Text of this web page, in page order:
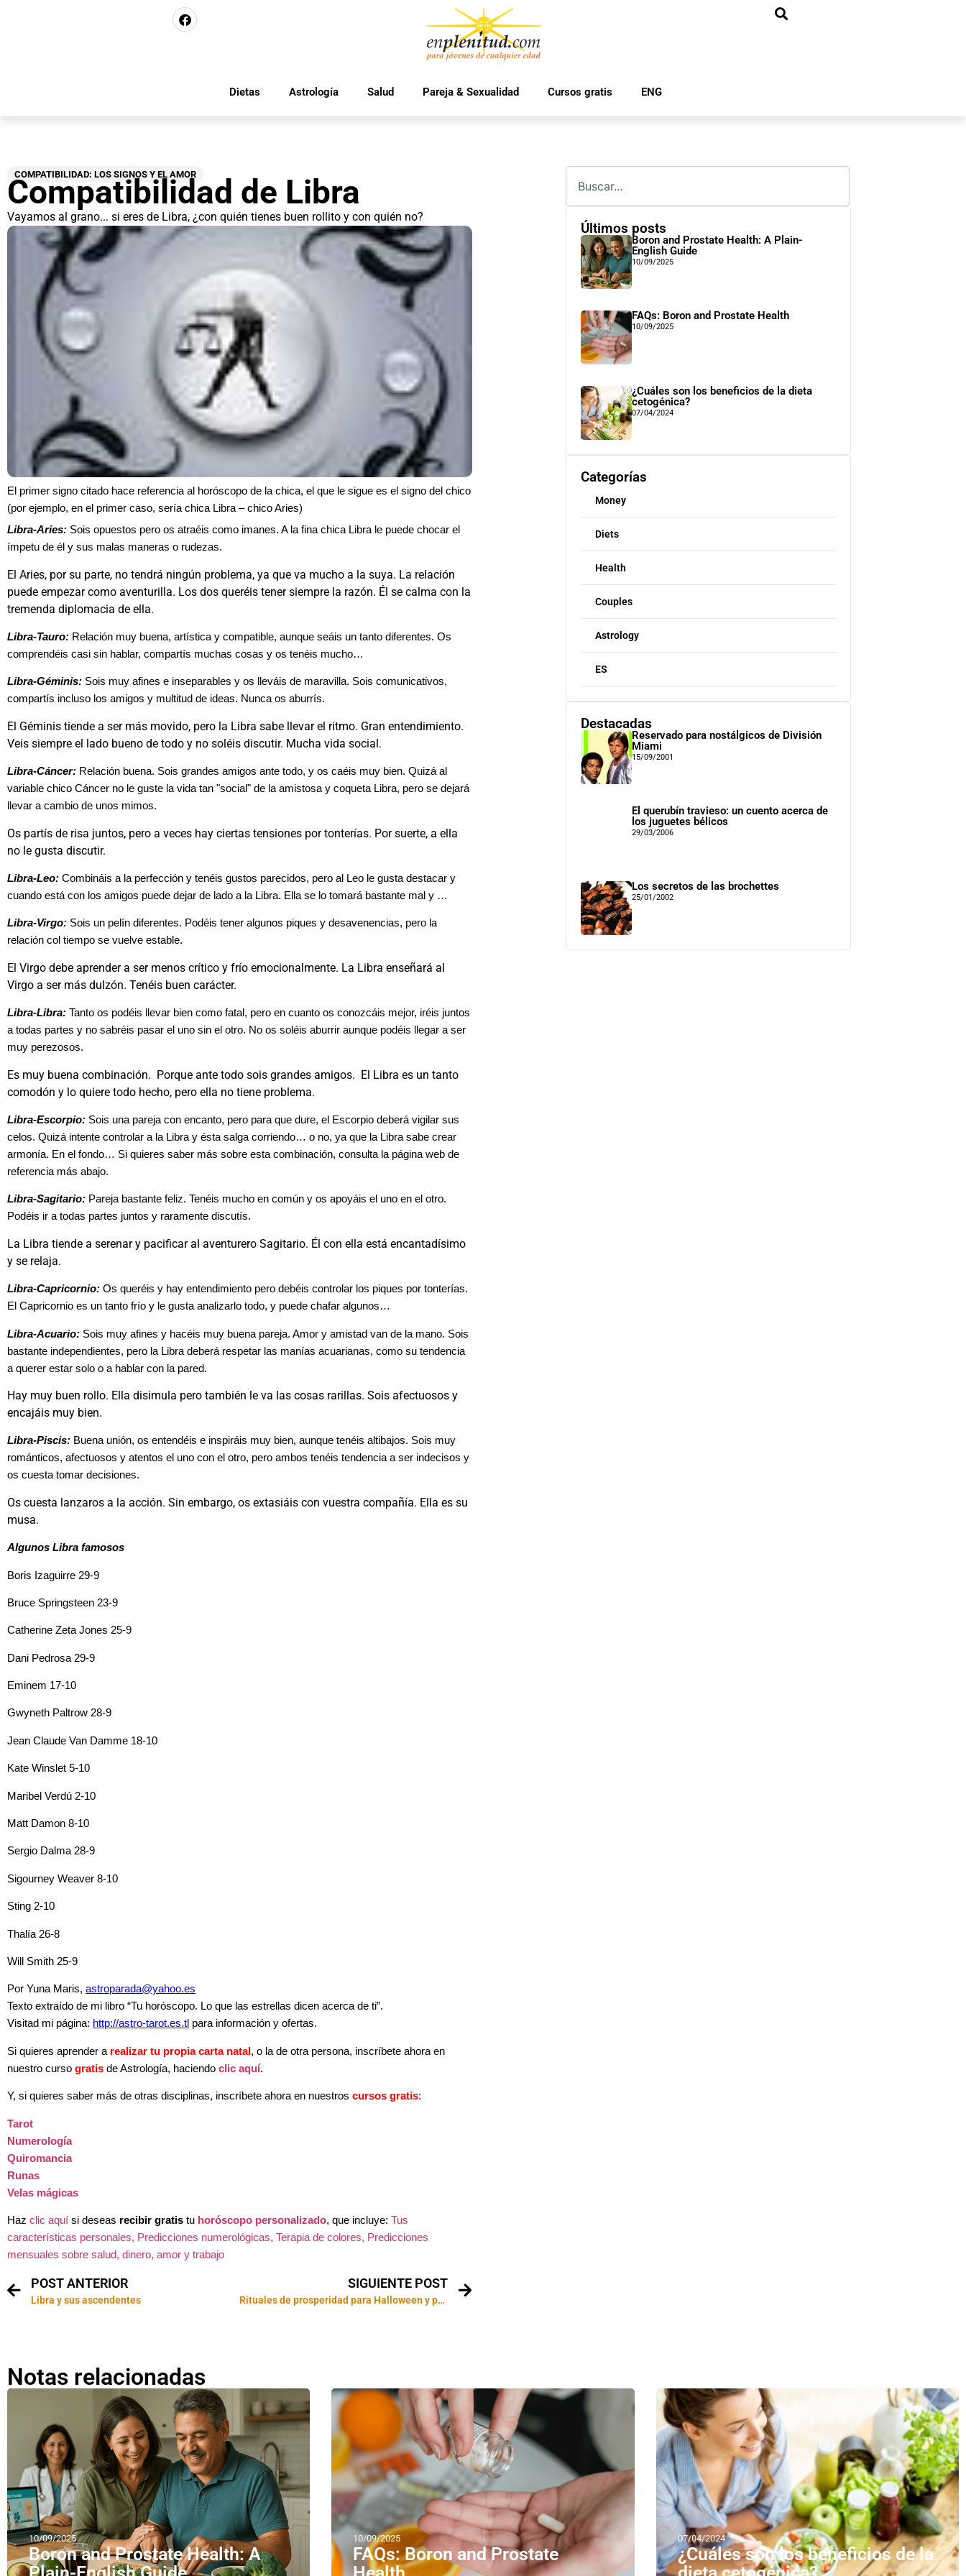
Dietas Astrología Salud Pareja & Sexualidad Cursos gratis ENG
COMPATIBILIDAD: LOS SIGNOS Y EL AMOR
Compatibilidad de Libra
Vayamos al grano... si eres de Libra, ¿con quién tienes buen rollito y con quién no?
El primer signo citado hace referencia al horóscopo de la chica, el que le sigue es el signo del chico
(por ejemplo, en el primer caso, sería chica Libra – chico Aries)
Libra-Aries: Sois opuestos pero os atraéis como imanes. A la fina chica Libra le puede chocar el
ímpetu de él y sus malas maneras o rudezas.
El Aries, por su parte, no tendrá ningún problema, ya que va mucho a la suya. La relación
puede empezar como aventurilla. Los dos queréis tener siempre la razón. Él se calma con la
tremenda diplomacia de ella.
Libra-Tauro: Relación muy buena, artística y compatible, aunque seáis un tanto diferentes. Os
comprendéis casi sin hablar, compartís muchas cosas y os tenéis mucho…
Libra-Géminis: Sois muy afines e inseparables y os lleváis de maravilla. Sois comunicativos,
compartís incluso los amigos y multitud de ideas. Nunca os aburrís.
El Géminis tiende a ser más movido, pero la Libra sabe llevar el ritmo. Gran entendimiento.
Veis siempre el lado bueno de todo y no soléis discutir. Mucha vida social.
Libra-Cáncer: Relación buena. Sois grandes amigos ante todo, y os caéis muy bien. Quizá al
variable chico Cáncer no le guste la vida tan "social" de la amistosa y coqueta Libra, pero se dejará
llevar a cambio de unos mimos.
Os partís de risa juntos, pero a veces hay ciertas tensiones por tonterías. Por suerte, a ella
no le gusta discutir.
Libra-Leo: Combináis a la perfección y tenéis gustos parecidos, pero al Leo le gusta destacar y
cuando está con los amigos puede dejar de lado a la Libra. Ella se lo tomará bastante mal y …
Libra-Virgo: Sois un pelín diferentes. Podéis tener algunos piques y desavenencias, pero la
relación col tiempo se vuelve estable.
El Virgo debe aprender a ser menos crítico y frío emocionalmente. La Libra enseñará al
Virgo a ser más dulzón. Tenéis buen carácter.
Libra-Libra: Tanto os podéis llevar bien como fatal, pero en cuanto os conozcáis mejor, iréis juntos
a todas partes y no sabréis pasar el uno sin el otro. No os soléis aburrir aunque podéis llegar a ser
muy perezosos.
Es muy buena combinación. Porque ante todo sois grandes amigos. El Libra es un tanto
comodón y lo quiere todo hecho, pero ella no tiene problema.
Libra-Escorpio: Sois una pareja con encanto, pero para que dure, el Escorpio deberá vigilar sus
celos. Quizá intente controlar a la Libra y ésta salga corriendo… o no, ya que la Libra sabe crear
armonía. En el fondo… Si quieres saber más sobre esta combinación, consulta la página web de
referencia más abajo.
Libra-Sagitario: Pareja bastante feliz. Tenéis mucho en común y os apoyáis el uno en el otro.
Podéis ir a todas partes juntos y raramente discutís.
La Libra tiende a serenar y pacificar al aventurero Sagitario. Él con ella está encantadísimo
y se relaja.
Libra-Capricornio: Os queréis y hay entendimiento pero debéis controlar los piques por tonterías.
El Capricornio es un tanto frío y le gusta analizarlo todo, y puede chafar algunos…
Libra-Acuario: Sois muy afines y hacéis muy buena pareja. Amor y amistad van de la mano. Sois
bastante independientes, pero la Libra deberá respetar las manías acuarianas, como su tendencia
a querer estar solo o a hablar con la pared.
Hay muy buen rollo. Ella disimula pero también le va las cosas rarillas. Sois afectuosos y
encajáis muy bien.
Libra-Piscis: Buena unión, os entendéis e inspiráis muy bien, aunque tenéis altibajos. Sois muy
románticos, afectuosos y atentos el uno con el otro, pero ambos tenéis tendencia a ser indecisos y
os cuesta tomar decisiones.
Os cuesta lanzaros a la acción. Sin embargo, os extasiáis con vuestra compañía. Ella es su
musa.
Algunos Libra famosos
Boris Izaguirre 29-9
Bruce Springsteen 23-9
Catherine Zeta Jones 25-9
Dani Pedrosa 29-9
Eminem 17-10
Gwyneth Paltrow 28-9
Jean Claude Van Damme 18-10
Kate Winslet 5-10
Maribel Verdú 2-10
Matt Damon 8-10
Sergio Dalma 28-9
Sigourney Weaver 8-10
Sting 2-10
Thalía 26-8
Will Smith 25-9
Por Yuna Maris, astroparada@yahoo.es
Texto extraído de mi libro “Tu horóscopo. Lo que las estrellas dicen acerca de ti”.
Visitad mi página: http://astro-tarot.es.tl para información y ofertas.
Si quieres aprender a realizar tu propia carta natal , o la de otra persona, inscríbete ahora en
nuestro curso gratis de Astrología, haciendo clic aquí.
Y, si quieres saber más de otras disciplinas, inscríbete ahora en nuestros cursos gratis:
Tarot
Numerología
Quiromancia
Runas
Velas mágicas
Haz clic aquí si deseas recibir gratis tu horóscopo personalizado, que incluye: Tus
características personales, Predicciones numerológicas, Terapia de colores, Predicciones
mensuales sobre salud, dinero, amor y trabajo
POST ANTERIOR
Libra y sus ascendentes
SIGUIENTE POST
Rituales de prosperidad para Halloween y para luna llena en Aries (Libra)
Últimos posts
Boron and Prostate Health: A Plain-
English Guide
10/09/2025
FAQs: Boron and Prostate Health
10/09/2025
¿Cuáles son los beneficios de la dieta
cetogénica?
07/04/2024
Categorías
Money
Diets
Health
Couples
Astrology
ES
Destacadas
Reservado para nostálgicos de División
Miami
15/09/2001
El querubín travieso: un cuento acerca de
los juguetes bélicos
29/03/2006
Los secretos de las brochettes
25/01/2002
Notas relacionadas
10/09/2025
Boron and Prostate Health: A
10/09/2025
FAQs: Boron and Prostate
07/04/2024
¿Cuáles son los beneficios de la